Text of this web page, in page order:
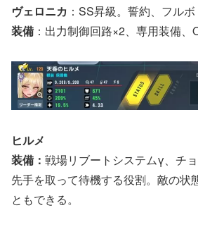
ヴェロニカ ：SS昇級。誓約、フル
装備 ：出力制御回路×2、専用装備、
ヒルメ
装備： 戦場リブートシステムγ、チ
先手を取って待機する役割。敵の状
ともできる。